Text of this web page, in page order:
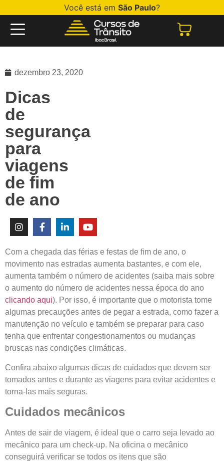
Você está em São Paulo?
dezembro 23, 2020
Dicas
de
segurança
para
viagens
de fim
de ano
Com a chegada das férias e festas de fim de ano, o
movimento nas estradas aumenta bastantes, e com ele,
aumenta também o número de acidentes (saiba mais sobre
o aumento do número de acidentes nessa época do ano
clicando aqui). Por isso, é importante que o motorista tome
algumas precauções antes de pegar a estrada, como fazer a
manutenção no veículo e também se preparar para caso
tenha que enfrentar congestionamentos ou mudanças
bruscas nas condições climáticas.
Confira abaixo algumas dicas de cuidados que devem ser
tomados antes e durante as viagens para evitar acidentes e
torna-las mais seguras.
Cuidados mecânicos
Antes de sair de viagem, é ideal que o carro seja levado ao
mecânico para um check-up. Na oficina o mecânico
conseguirá verificar se todos os itens que são